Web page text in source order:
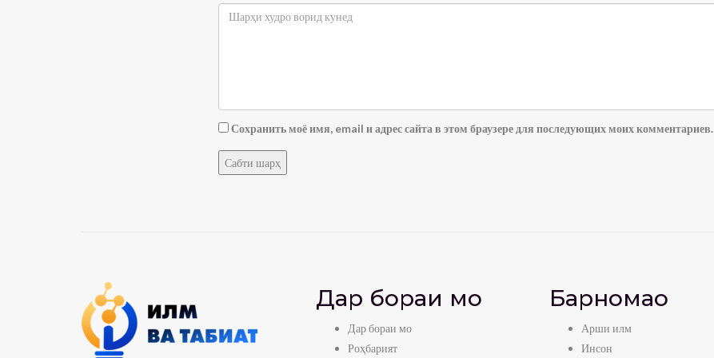
Сохранить моё имя, email и адрес сайта в этом браузере для последующих моих комментариев.
Дар бораи мо
Дар бораи мо
Роҳбарият
Барномаҳо
Арши илм
Инсон